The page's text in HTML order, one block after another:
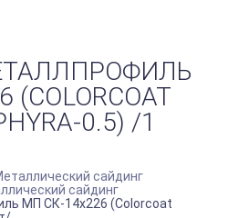
0.5) /1
сайдинг
сайдинг
МП СК-14х226 (Colorcoat